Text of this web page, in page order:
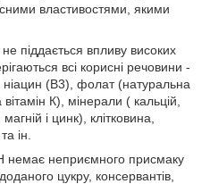
властивостями, якими
піддається впливу високих
всі корисні речовини -
(B3), фолат (натуральна
К), мінерали ( кальцій,
і цинк), клітковина,
ін.
немає неприємного присмаку
цукру, консервантів,